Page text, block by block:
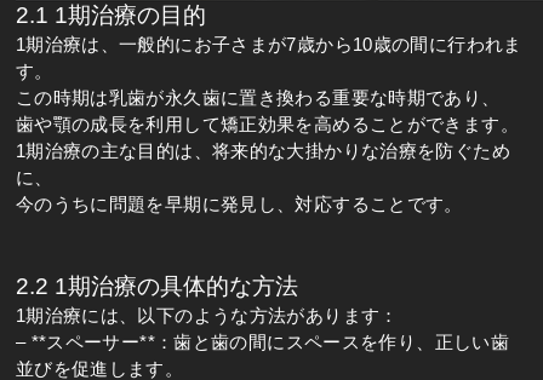
2.1 1期治療の目的
1期治療は、一般的にお子さまが7歳から10歳の間に行われま
す。
この時期は乳歯が永久歯に置き換わる重要な時期であり、
歯や顎の成長を利用して矯正効果を高めることができます。
1期治療の主な目的は、将来的な大掛かりな治療を防ぐため
に、
今のうちに問題を早期に発見し、対応することです。
2.2 1期治療の具体的な方法
1期治療には、以下のような方法があります：
– **スペーサー**：歯と歯の間にスペースを作り、正しい歯
並びを促進します。